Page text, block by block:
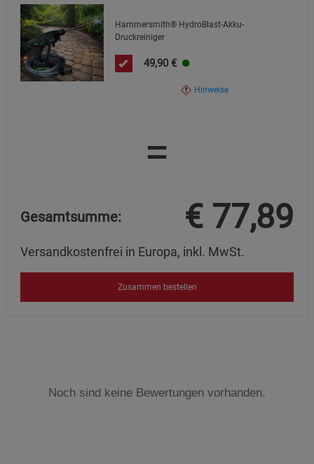
Hammersmith® HydroBlast-Akku-
Druckreiniger
49,90 €
Hinweise
=
Gesamtsumme: € 77,89
Versandkostenfrei in Europa, inkl. MwSt.
Zusammen bestellen
Noch sind keine Bewertungen vorhanden.